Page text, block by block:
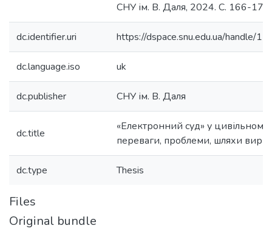
СНУ ім. В. Даля, 2024. С. 166-171.
dc.identifier.uri https://dspace.snu.edu.ua/handle/
dc.language.iso uk
dc.publisher СНУ ім. В. Даля
dc.title
«Електронний суд» у цивільному
переваги, проблеми, шляхи
dc.type Thesis
Files
Original bundle